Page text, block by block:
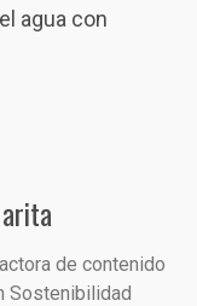
agua con
de contenido
Sostenibilidad